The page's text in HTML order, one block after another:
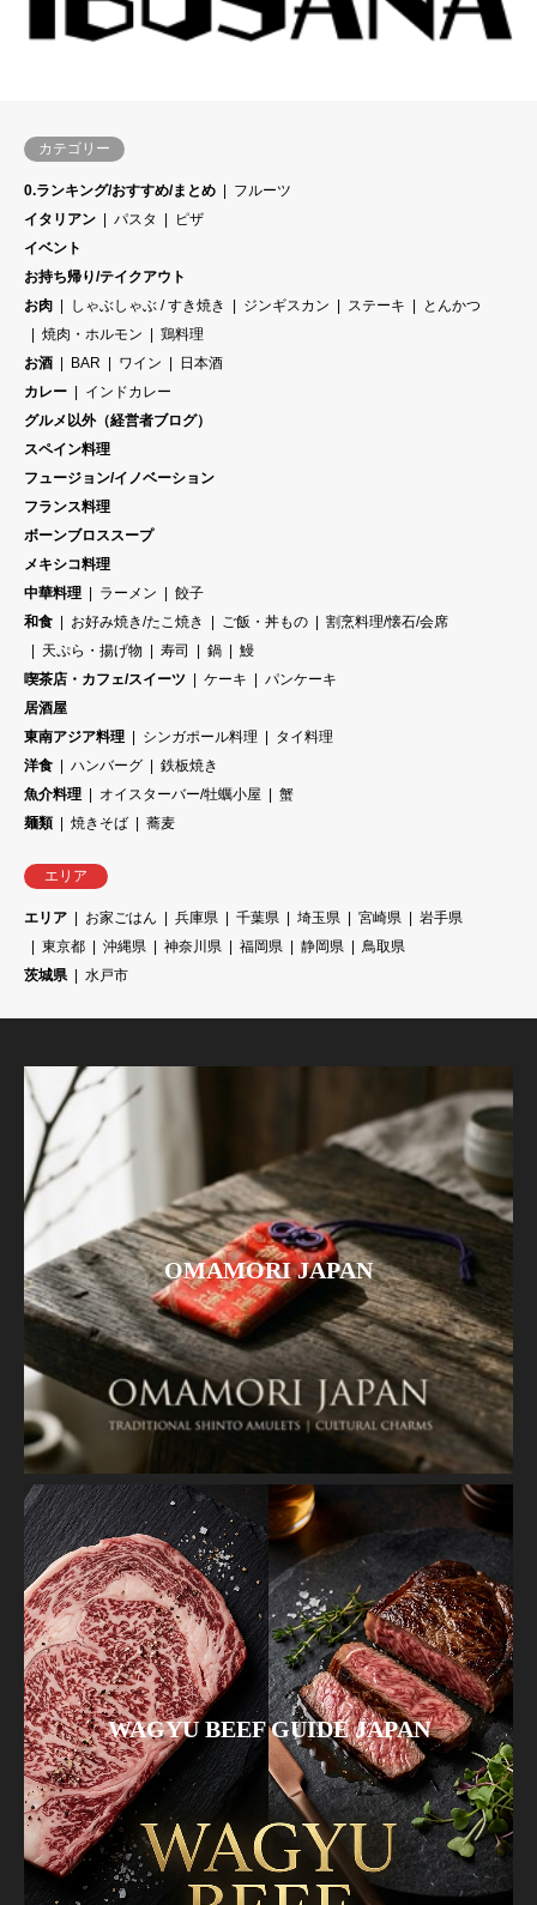
カテゴリー
0.ランキング/おすすめ/まとめ
フルーツ
イタリアン
パスタ
ピザ
イベント
お持ち帰り/テイクアウト
お肉
しゃぶしゃぶ / すき焼き ジンギスカン ステーキ
とんかつ
焼肉・ホルモン
鶏料理
お酒
BAR ワイン
日本酒
カレー
インドカレー
グルメ以外（経営者ブログ）
スペイン料理
フュージョン/イノベーション
フランス料理
ボーンブロススープ
メキシコ料理
中華料理
ラーメン
餃子
和食
お好み焼き/たこ焼き ご飯・丼もの
割烹料理/懐石/会席
天ぷら・揚げ物
寿司 鍋
鰻
喫茶店・カフェ/スイーツ
ケーキ
パンケーキ
居酒屋
東南アジア料理
シンガポール料理
タイ料理
洋食
ハンバーグ
鉄板焼き
魚介料理
オイスターバー/牡蠣小屋
蟹
麺類
焼きそば 蕎麦
エリア
エリア お家ごはん 兵庫県 千葉県 埼玉県 宮崎県
岩手県
東京都
沖縄県 神奈川県 福岡県 静岡県
鳥取県
茨城県
水戸市
OMAMORI JAPAN
WAGYU BEEF GUIDE JAPAN